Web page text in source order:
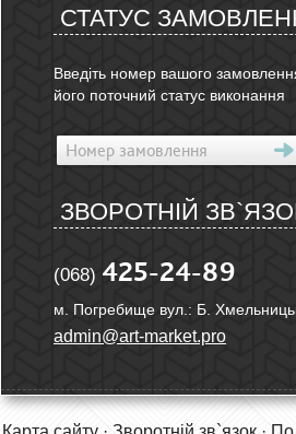
СТАТУС
Введіть номер вашого
його поточний статус виконання
ЗВОРОТНІЙ
(068) 425-24-89
м. Погребище вул.: Б.
admin@art-market.pro